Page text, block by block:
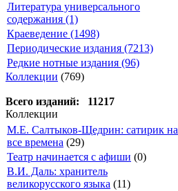
Литература универсального
содержания (1)
Краеведение (1498)
Периодические издания (7213)
Редкие нотные издания (96)
Коллекции (769)
Всего изданий: 11217
Коллекции
М.Е. Салтыков-Щедрин: сатирик на
все времена (29)
Театр начинается с афиши (0)
В.И. Даль: хранитель
великорусского языка (11)